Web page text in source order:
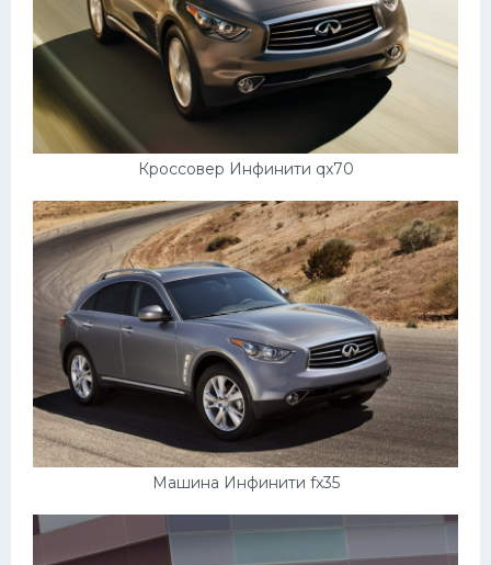
Кроссовер Инфинити qx70
Машина Инфинити fx35